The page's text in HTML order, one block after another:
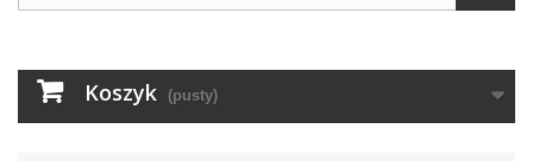
Koszyk (pusty)